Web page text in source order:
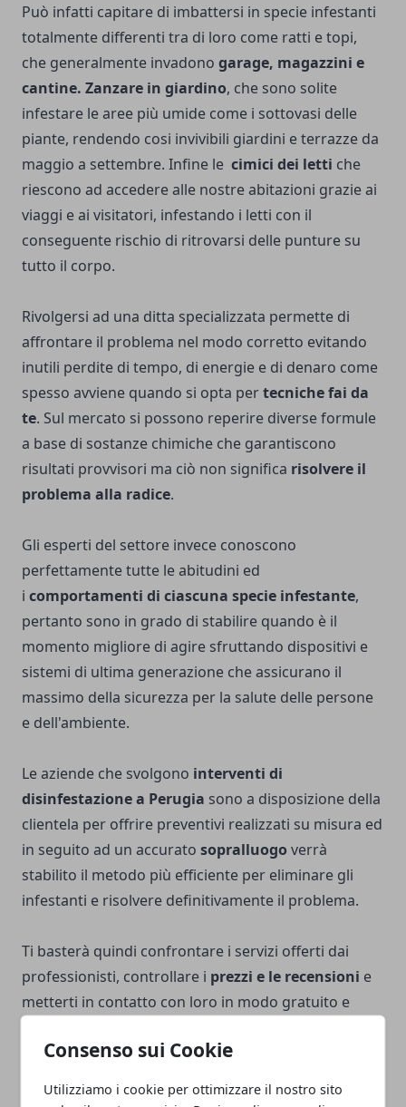
Consenso sui Cookie
Utilizziamo i cookie per ottimizzare il nostro sito
Può infatti capitare di imbattersi in specie infestanti
totalmente differenti tra di loro come ratti e topi,
che generalmente invadono garage, magazzini e
cantine. Zanzare in giardino, che sono solite
infestare le aree più umide come i sottovasi delle
piante, rendendo cosi invivibili giardini e terrazze da
maggio a settembre. Infine le cimici dei letti che
riescono ad accedere alle nostre abitazioni grazie ai
viaggi e ai visitatori, infestando i letti con il
conseguente rischio di ritrovarsi delle punture su
tutto il corpo.
Rivolgersi ad una ditta specializzata permette di
affrontare il problema nel modo corretto evitando
inutili perdite di tempo, di energie e di denaro come
spesso avviene quando si opta pertecniche fai da
te. Sul mercato si possono reperire diverse formule
a base di sostanze chimiche che garantiscono
risultati provvisori ma ciò non significa risolvere il
problema alla radice.
Gli esperti del settore invece conoscono
perfettamente tutte le abitudini ed
i comportamenti di ciascuna specie infestante,
pertanto sono in grado di stabilire quando è il
momento migliore di agire sfruttando dispositivi e
sistemi di ultima generazione che assicurano il
massimo della sicurezza per la salute delle persone
e dell'ambiente.
Le aziende che svolgono interventi di
disinfestazione a Perugia sono a disposizione della
clientela per offrire preventivi realizzati su misura ed
in seguito ad un accurato sopralluogo verrà
stabilito il metodo più efficiente per eliminare gli
infestanti e risolvere definitivamente il problema.
Ti basterà quindi confrontare i servizi offerti dai
professionisti, controllare i prezzi e le recensioni e
metterti in contatto con loro in modo gratuito e